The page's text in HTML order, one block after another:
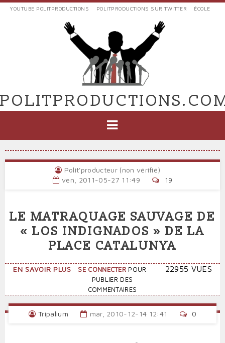
Aller
EXTERNES
POLIT'PRODUCTIONS
YOUTUBE POLITPRODUCTIONS POLITPRODUCTIONS SUR TWITTER ÉCOLE
PRINCIPALE
Polit'producteur (non vérifié)
ven, 2011-05-27 11:49
19
LE MATRAQUAGE SAUVAGE DE
« LOS INDIGNADOS » DE LA
PLACE CATALUNYA
EN SAVOIR PLUS SUR
MATRAQUAGE
DE
« LOS
SE CONNECTER POUR
PUBLIER DES
COMMENTAIRES
22955 VUES
Tripalium mar, 2010-12-14 12:41 0